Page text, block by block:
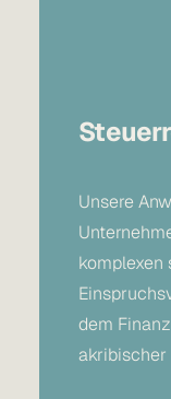
Unsere
komplexen
dem
akribischer